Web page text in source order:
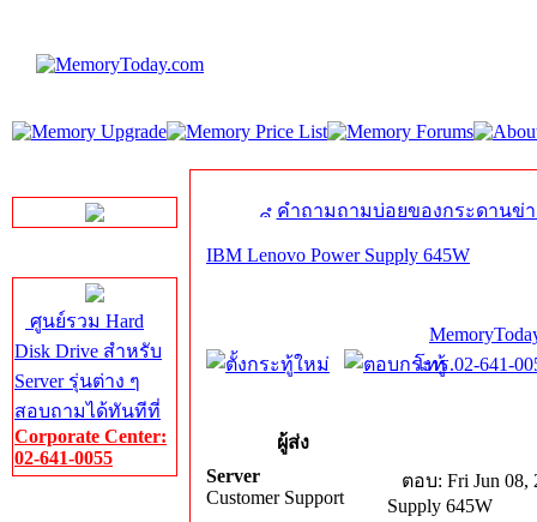
ศูนย์รวม Hard
Disk Drive สำหรับ
Server รุ่นต่าง ๆ
สอบถามได้ทันทีที่
Corporate Center:
02-641-0055
คำถามถามบ่อยของกระดานข่
IBM Lenovo Power Supply 645W
โทร.02-641-
ผู้ส่ง
Server
Customer Support
ตอบ: Fri Jun 08,
Supply 645W